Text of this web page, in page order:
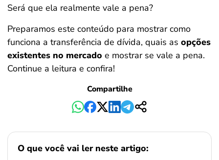
Será que ela realmente vale a pena?
Preparamos este conteúdo para mostrar como
funciona a transferência de dívida, quais as opções
existentes no mercado e mostrar se vale a pena.
Continue a leitura e confira!
Compartilhe
O que você vai ler neste artigo: